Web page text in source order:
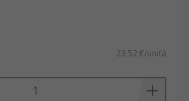
23,52 €/unità